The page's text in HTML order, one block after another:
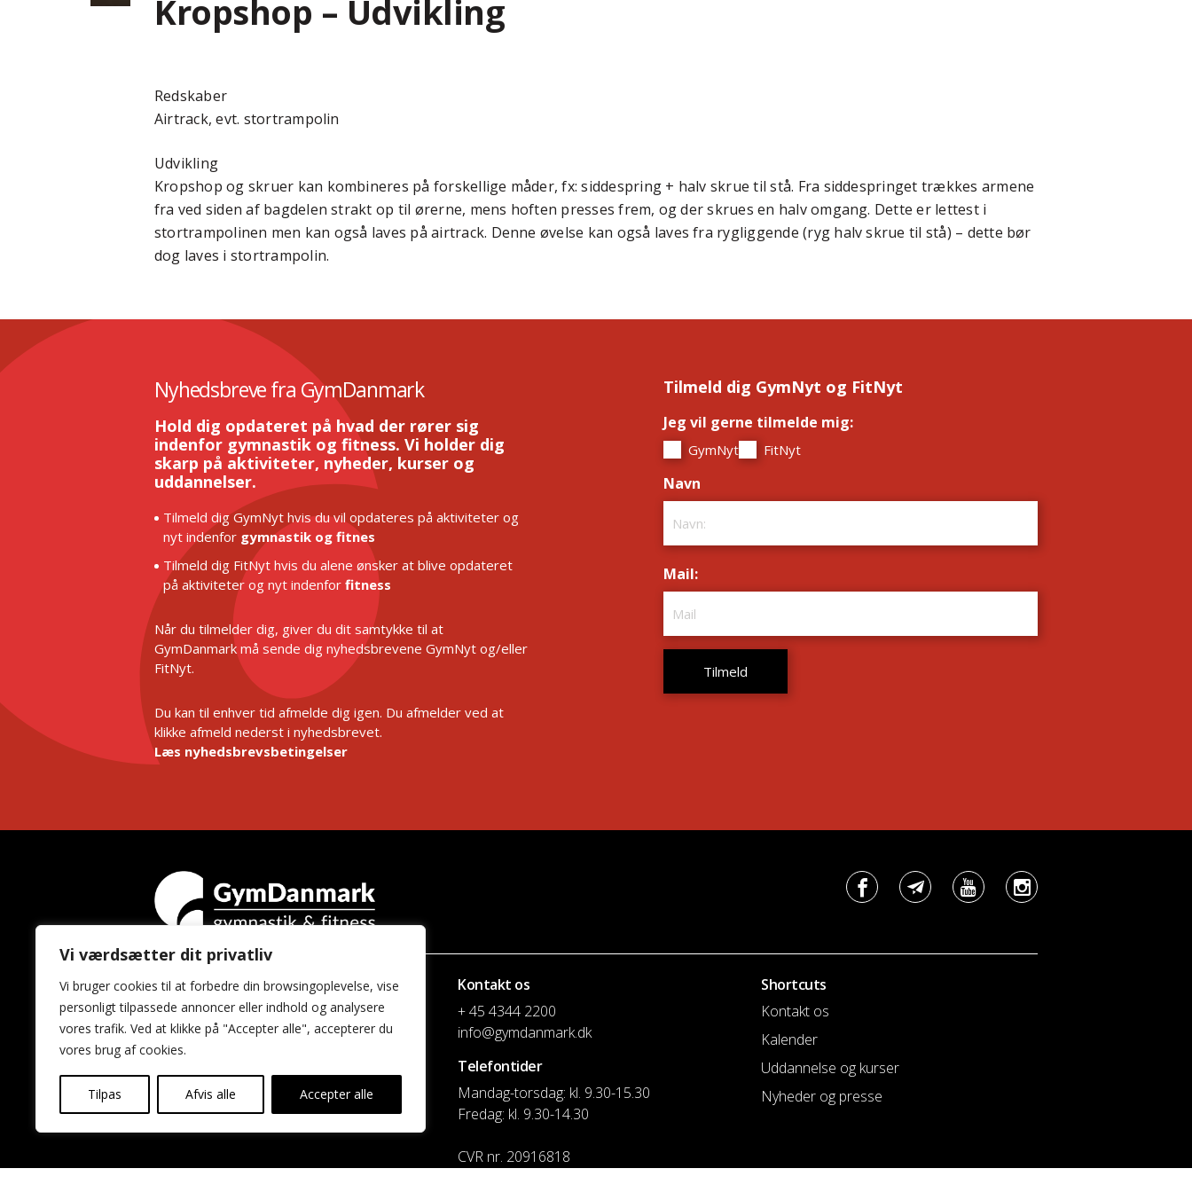
Vi værdsætter dit privatliv
Vi bruger cookies til at forbedre din browsingoplevelse, vise
personligt tilpassede annoncer eller indhold og analysere
vores trafik. Ved at klikke på "Accepter alle", accepterer du
vores brug af cookies.
Tilpas Afvis alle Accepter alle
Kropshop – Udvikling
Redskaber
Airtrack, evt. stortrampolin
Udvikling
Kropshop og skruer kan kombineres på forskellige måder, fx: siddespring + halv skrue til stå. Fra siddespringet trækkes armene
fra ved siden af bagdelen strakt op til ørerne, mens hoften presses frem, og der skrues en halv omgang. Dette er lettest i
stortrampolinen men kan også laves på airtrack. Denne øvelse kan også laves fra rygliggende (ryg halv skrue til stå) – dette bør
dog laves i stortrampolin.
Nyhedsbreve fra GymDanmark
Hold dig opdateret på hvad der rører sig
indenfor gymnastik og fitness. Vi holder dig
skarp på aktiviteter, nyheder, kurser og
uddannelser.
Tilmeld dig GymNyt hvis du vil opdateres på aktiviteter og
nyt indenfor gymnastik og fitnes
Tilmeld dig FitNyt hvis du alene ønsker at blive opdateret
på aktiviteter og nyt indenfor fitness
Når du tilmelder dig, giver du dit samtykke til at
GymDanmark må sende dig nyhedsbrevene GymNyt og/eller
FitNyt.
Du kan til enhver tid afmelde dig igen. Du afmelder ved at
klikke afmeld nederst i nyhedsbrevet.
Læs nyhedsbrevsbetingelser
Tilmeld dig GymNyt og FitNyt
Jeg vil gerne tilmelde mig:
GymNyt FitNyt
Navn
Mail:
GymDanmark
Idrættens Hus
Brøndby Stadion 20
2605 Brøndby
Kontakt os
+ 45 4344 2200
info@gymdanmark.dk
Telefontider
Mandag-torsdag: kl. 9.30-15.30
Fredag: kl. 9.30-14.30
CVR nr. 20916818
Shortcuts
Kontakt os
Kalender
Uddannelse og kurser
Nyheder og presse